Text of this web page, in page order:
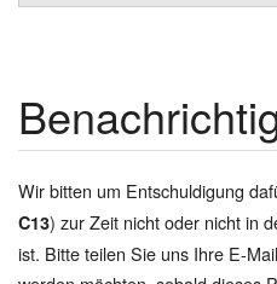
Wir bitten um Entschuldigung
C13) zur Zeit nicht oder nicht in
ist. Bitte teilen Sie uns Ihre E-